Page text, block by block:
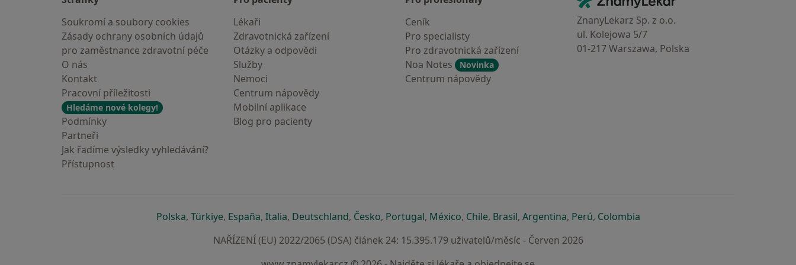
Soukromí a soubory cookies
Zásady ochrany osobních údajů
pro zaměstnance zdravotní péče
O nás
Kontakt
Pracovní příležitosti
Hledáme nové kolegy!
Podmínky
Partneři
Jak řadíme výsledky vyhledávání?
Přístupnost
Lékaři
Zdravotnická zařízení
Otázky a odpovědi
Služby
Nemoci
Centrum nápovědy
Mobilní aplikace
Blog pro pacienty
Ceník
Pro specialisty
Pro zdravotnická zařízení
Noa Notes
Novinka
Centrum nápovědy
ZnanyLekarz Sp. z o.o.
ul. Kolejowa 5/7
01-217 Warszawa, Polska
Polskase otevře v nové záložce
, Türkiyese otevře v nové záložce
, Españase otevře v nové záložce
, Italiase otevře v nové záložce
, Deutschlandse otevře v nové záložce
, Českose otevře v nové záložce
, Portugalse otevře v nové záložce
, Méxicose otevře v nové záložce
, Chilese otevře v nové záložce
, Brasilse otevře v nové záložce
, Argentinase otevře v nové záložce
, Perúse otevře v nové záložce
, Colombiase otevře v nové záložce
NAŘÍZENÍ (EU) 2022/2065 (DSA) článek 24: 15.395.179 uživatelů/měsíc - Červen 2026